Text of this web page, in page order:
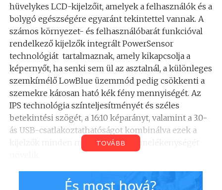
hüvelykes LCD-kijelzőit, amelyek a felhasználók és a
bolygó egészségére egyaránt tekintettel vannak. A
számos környezet- és felhasználóbarát funkcióval
rendelkező kijelzők integrált PowerSensor
technológiát tartalmaznak, amely kikapcsolja a
képernyőt, ha senki sem ül az asztalnál, a különleges
szemkímélő LowBlue üzemmód pedig csökkenti a
szemekre károsan ható kék fény mennyiségét. Az
IPS technológia színteljesítményét és széles
betekintési szögét, a 16:10 képarányt, valamint a 3.0-
ás USB-csatlakoztathatóságot kombinálva ezek a
kijelzők minden modern iroda termelékenységét
Jó munkahelyi közérzet
TOVÁBB